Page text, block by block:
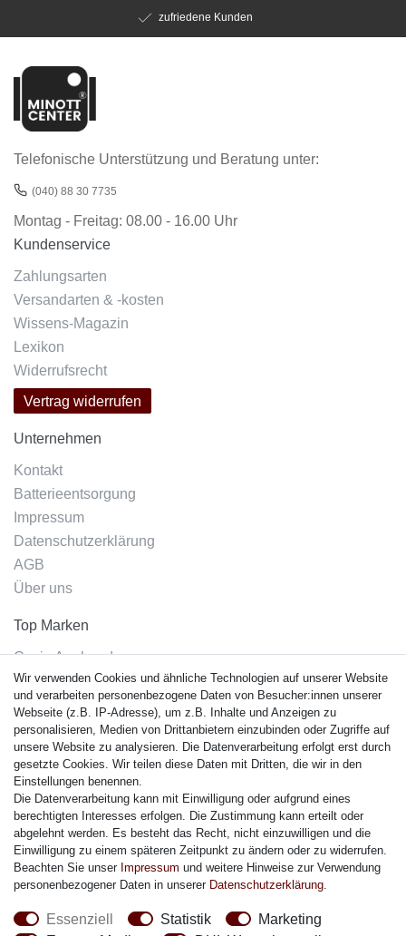
zufriedene Kunden
Telefonische Unterstützung und Beratung unter:
(040) 88 30 7735
Montag - Freitag: 08.00 - 16.00 Uhr
Kundenservice
Zahlungsarten
Versandarten & -kosten
Wissens-Magazin
Lexikon
Widerrufsrecht
Vertrag widerrufen
Unternehmen
Kontakt
Batterieentsorgung
Impressum
Datenschutzerklärung
AGB
Über uns
Top Marken
Casio Armband
Festina Armband
Citizen Armband
M. Lacroix Armband
J. Lemans Armband
Uhrenarmbänder - Alle
Sicherheit
Social Media
Wir verwenden Cookies und ähnliche Technologien auf unserer Website
und verarbeiten personenbezogene Daten von Besucher:innen unserer
Webseite (z.B. IP-Adresse), um z.B. Inhalte und Anzeigen zu
personalisieren, Medien von Drittanbietern einzubinden oder Zugriffe auf
unsere Website zu analysieren. Die Datenverarbeitung erfolgt erst durch
gesetzte Cookies. Wir teilen diese Daten mit Dritten, die wir in den
Einstellungen benennen.
Die Datenverarbeitung kann mit Einwilligung oder aufgrund eines
berechtigten Interesses erfolgen. Die Zustimmung kann erteilt oder
abgelehnt werden. Es besteht das Recht, nicht einzuwilligen und die
Einwilligung zu einem späteren Zeitpunkt zu ändern oder zu widerrufen.
Beachten Sie unser Impressum und weitere Hinweise zur Verwendung
personenbezogener Daten in unserer Daten­schutz­erklärung
Essenziell Statistik
Marketing